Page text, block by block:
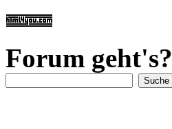
Forum geht's?